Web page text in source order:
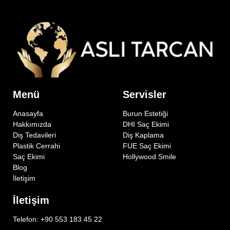
Menü
Anasayfa
Hakkımızda
Diş Tedavileri
Plastik Cerrahi
Saç Ekimi
Blog
İletişim
Servisler
Burun Estetiği
DHI Saç Ekimi
Diş Kaplama
FUE Saç Ekimi
Hollywood Smile
İletişim
Telefon: +90 553 183 45 22